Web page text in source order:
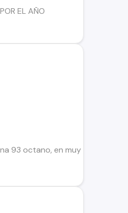
EL AÑO
93 octano, en muy buen